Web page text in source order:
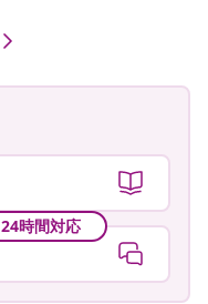
24時間対応